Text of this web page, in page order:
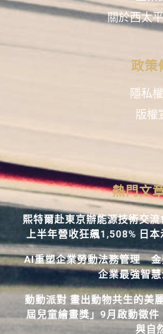
關於西太
政策
隱私
版權
熱門文
熙特爾赴東京辦能源技術交
上半年營收狂飆1,508% 日
AI重塑企業勞動法務管理 金
企業最強智
動動派對 畫出動物共生的美
屆兒童繪畫獎」9月啟動徵
與自